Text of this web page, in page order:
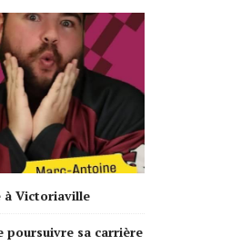
à Victoriaville
poursuivre sa carrière